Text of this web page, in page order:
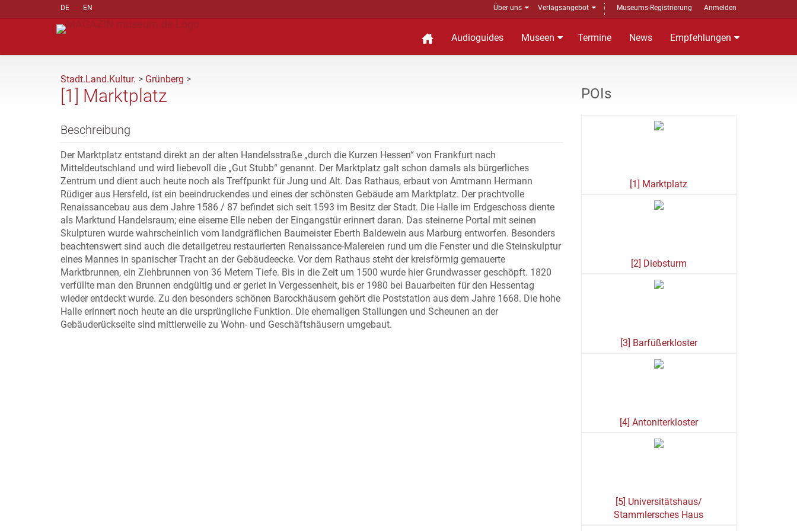
DE EN Über uns Verlagsangebot Museums-Registrierung Anmelden
Audioguides Museen Termine News Empfehlungen
Stadt.Land.Kultur. > Grünberg >
[1] Marktplatz
Beschreibung
Der Marktplatz entstand direkt an der alten Handelsstraße „durch die Kurzen Hessen“ von Frankfurt nach
Mitteldeutschland und wird liebevoll die „Gut Stubb“ genannt. Der Marktplatz galt schon damals als bürgerliches
Zentrum und dient auch heute noch als Treffpunkt für Jung und Alt. Das Rathaus, erbaut von Amtmann Hermann
Rüdiger aus Hersfeld, ist ein beeindruckendes und eines der schönsten Gebäude am Marktplatz. Der prachtvolle
Renaissancebau aus dem Jahre 1586 / 87 befindet sich seit 1593 im Besitz der Stadt. Die Halle im Erdgeschoss diente
als Marktund Handelsraum; eine eiserne Elle neben der Eingangstür erinnert daran. Das steinerne Portal mit seinen
Skulpturen wurde wahrscheinlich vom landgräflichen Baumeister Eberth Baldewein aus Marburg entworfen. Besonders
beachtenswert sind auch die detailgetreu restaurierten Renaissance-Malereien rund um die Fenster und die Steinskulptur
eines Mannes in spanischer Tracht an der Gebäudeecke. Vor dem Rathaus steht der kreisförmig gemauerte
Marktbrunnen, ein Ziehbrunnen von 36 Metern Tiefe. Bis in die Zeit um 1500 wurde hier Grundwasser geschöpft. 1820
verfüllte man den Brunnen endgültig und er geriet in Vergessenheit, bis er 1980 bei Bauarbeiten für den Hessentag
wieder entdeckt wurde. Zu den besonders schönen Barockhäusern gehört die Poststation aus dem Jahre 1668. Die hohe
Halle erinnert noch heute an die ursprüngliche Funktion. Die ehemaligen Stallungen und Scheunen an der
Gebäuderückseite sind mittlerweile zu Wohn- und Geschäftshäusern umgebaut.
POIs
[1] Marktplatz
[2] Diebsturm
[3] Barfüßerkloster
[4] Antoniterkloster
[5] Universitätshaus/
Stammlersches Haus